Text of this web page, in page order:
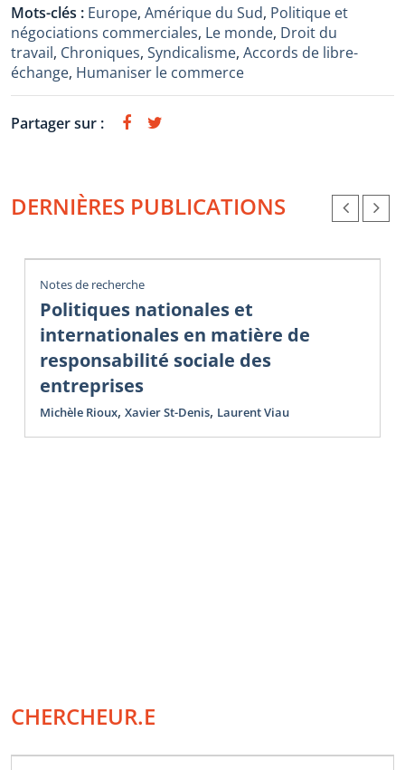
Mots-clés : Europe, Amérique du Sud, Politique et
négociations commerciales, Le monde, Droit du
travail, Chroniques, Syndicalisme, Accords de libre-
échange, Humaniser le commerce
Partager sur :
DERNIÈRES PUBLICATIONS
Notes de recherche
Politiques nationales et
internationales en matière de
responsabilité sociale des
entreprises
Michèle Rioux, Xavier St-Denis, Laurent Viau
CHERCHEUR.E